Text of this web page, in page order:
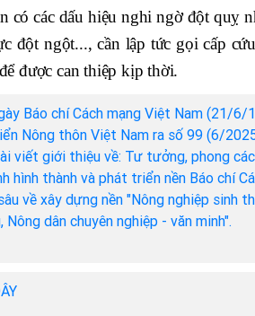
có các dấu hiệu nghi ngờ đột quỵ
đột ngột..., cần lập tức gọi cấp
được can thiệp kịp thời.
Báo chí Cách mạng Việt Nam (21/
Nông thôn Việt Nam ra số 99 (6/
viết giới thiệu về: Tư tưởng, phong
hình thành và phát triển nền Báo chí
về xây dựng nền "Nông nghiệp sinh
dân chuyên nghiệp - văn minh".